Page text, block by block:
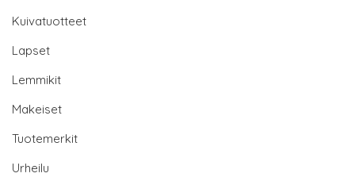
Kuivatuotteet
Lapset
Lemmikit
Makeiset
Tuotemerkit
Urheilu